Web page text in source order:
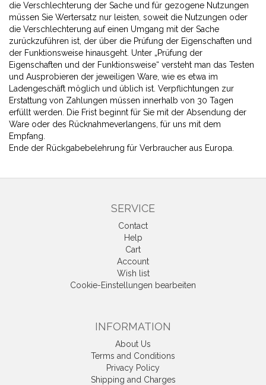
die Verschlechterung der Sache und für gezogene Nutzungen
müssen Sie Wertersatz nur leisten, soweit die Nutzungen oder
die Verschlechterung auf einen Umgang mit der Sache
zurückzuführen ist, der über die Prüfung der Eigenschaften und
der Funktionsweise hinausgeht. Unter „Prüfung der
Eigenschaften und der Funktionsweise“ versteht man das Testen
und Ausprobieren der jeweiligen Ware, wie es etwa im
Ladengeschäft möglich und üblich ist. Verpflichtungen zur
Erstattung von Zahlungen müssen innerhalb von 30 Tagen
erfüllt werden. Die Frist beginnt für Sie mit der Absendung der
Ware oder des Rücknahmeverlangens, für uns mit dem
Empfang.
Ende der Rückgabebelehrung für Verbraucher aus Europa.
SERVICE
Contact
Help
Cart
Account
Wish list
Cookie-Einstellungen bearbeiten
INFORMATION
About Us
Terms and Conditions
Privacy Policy
Shipping and Charges